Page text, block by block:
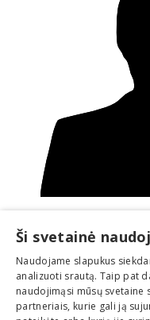
Ši svetainė
Naudojame slapukus
analizuoti srautą. Taip pat
naudojimąsi mūsų svetaine
partneriais, kurie gali ją